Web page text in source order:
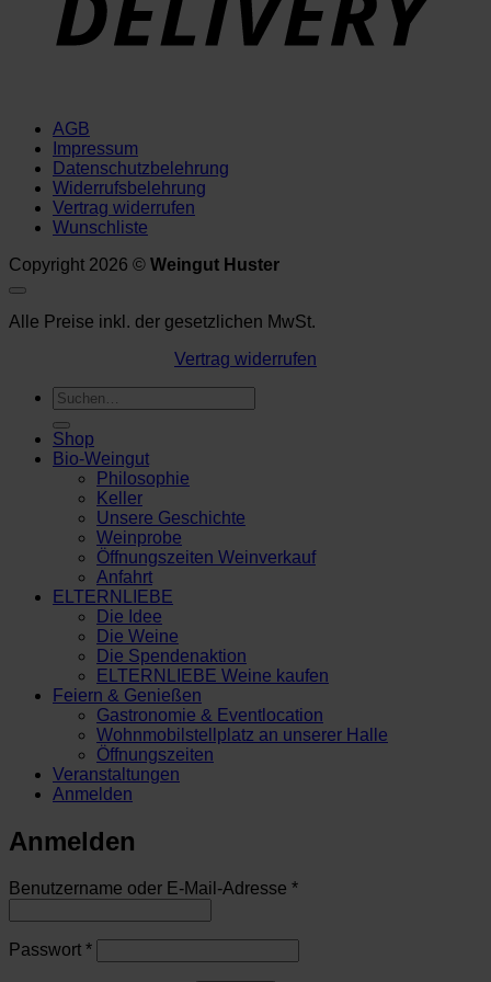
AGB
Impressum
Datenschutzbelehrung
Widerrufsbelehrung
Vertrag widerrufen
Wunschliste
Copyright 2026 © Weingut Huster
Alle Preise inkl. der gesetzlichen MwSt.
Vertrag widerrufen
Suchen
nach:
Shop
Bio-Weingut
Philosophie
Keller
Unsere Geschichte
Weinprobe
Öffnungszeiten Weinverkauf
Anfahrt
ELTERNLIEBE
Die Idee
Die Weine
Die Spendenaktion
ELTERNLIEBE Weine kaufen
Feiern & Genießen
Gastronomie & Eventlocation
Wohnmobilstellplatz an unserer Halle
Öffnungszeiten
Veranstaltungen
Anmelden
Anmelden
Benutzername oder E-Mail-Adresse *Erforderlich
Passwort *Erforderlich